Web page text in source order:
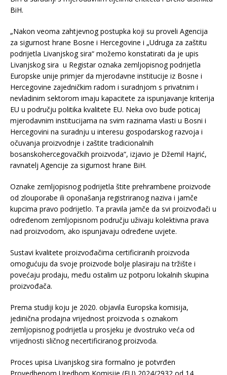
BiH.
„Nakon veoma zahtjevnog postupka koji su proveli Agencija
za sigurnost hrane Bosne i Hercegovine i „Udruga za zaštitu
podrijetla Livanjskog sira“ možemo konstatirati da je upis
Livanjskog sira u Registar oznaka zemljopisnog podrijetla
Europske unije primjer da mjerodavne institucije iz Bosne i
Hercegovine zajedničkim radom i suradnjom s privatnim i
nevladinim sektorom imaju kapacitete za ispunjavanje kriterija
EU u području politika kvalitete EU. Neka ovo bude poticaj
mjerodavnim institucijama na svim razinama vlasti u Bosni i
Hercegovini na suradnju u interesu gospodarskog razvoja i
očuvanja proizvodnje i zaštite tradicionalnih
bosanskohercegovačkih proizvoda“, izjavio je Džemil Hajrić,
ravnatelj Agencije za sigurnost hrane BiH.
Oznake zemljopisnog podrijetla štite prehrambene proizvode
od zlouporabe ili oponašanja registriranog naziva i jamče
kupcima pravo podrijetlo. Ta pravila jamče da svi proizvođači u
određenom zemljopisnom području uživaju kolektivna prava
nad proizvodom, ako ispunjavaju određene uvjete.
Sustavi kvalitete proizvođačima certificiranih proizvoda
omogućuju da svoje proizvode bolje plasiraju na tržište i
povećaju prodaju, među ostalim uz potporu lokalnih skupina
proizvođača.
Prema studiji koju je 2020. objavila Europska komisija,
jedinična prodajna vrijednost proizvoda s oznakom
zemljopisnog podrijetla u prosjeku je dvostruko veća od
vrijednosti sličnog necertificiranog proizvoda.
Proces upisa Livanjskog sira formalno je potvrđen